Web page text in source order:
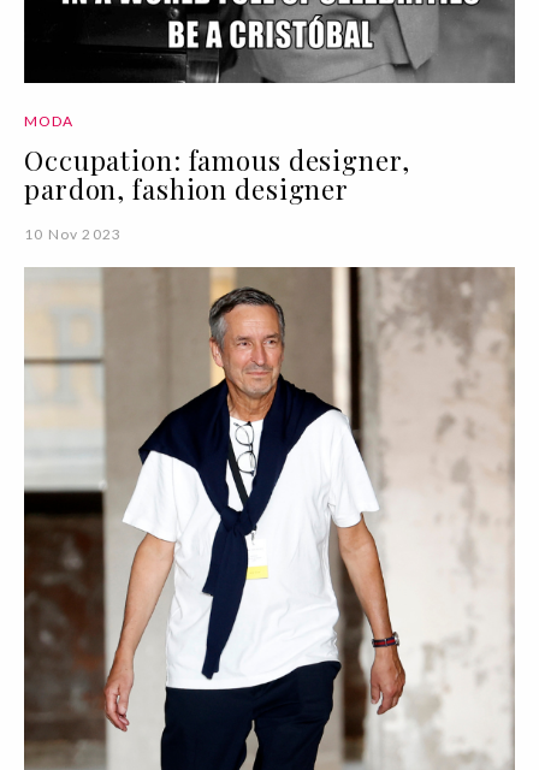
MODA
Occupation: famous designer,
pardon, fashion designer
10 Nov 2023